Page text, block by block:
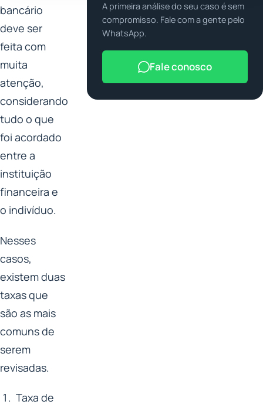
bancário
deve ser
feita com
muita
atenção,
considerando
tudo o que
foi acordado
entre a
instituição
financeira e
o indivíduo.
Nesses
casos,
existem duas
taxas que
são as mais
comuns de
serem
revisadas.
Taxa de
A primeira análise do seu caso é sem
compromisso. Fale com a gente pelo
WhatsApp.
Fale conosco